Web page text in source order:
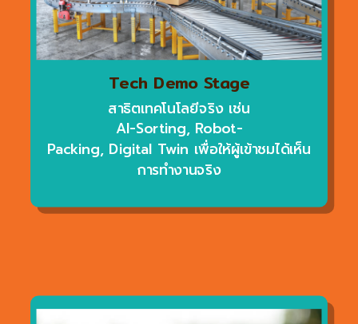
Tech Demo Stage
สาธิตเทคโนโลยีจริง เช่น
Al-Sorting, Robot-
Packing, Digital Twin เพื่อให้ผู้เข้าชมได้เห็น
การทำงานจริง